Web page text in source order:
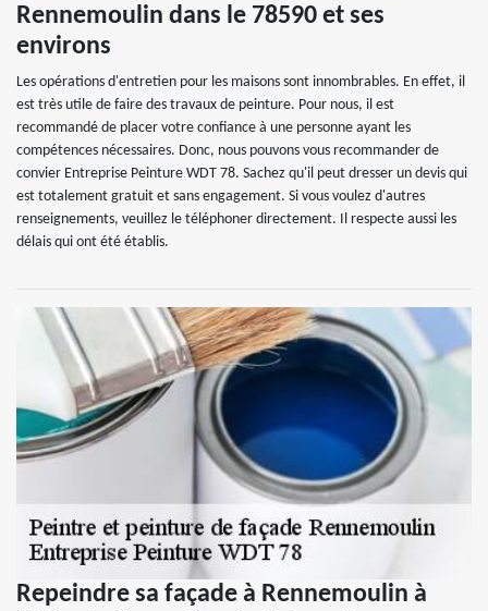
Rennemoulin dans le 78590 et ses
environs
Les opérations d'entretien pour les maisons sont innombrables. En effet, il
est très utile de faire des travaux de peinture. Pour nous, il est
recommandé de placer votre confiance à une personne ayant les
compétences nécessaires. Donc, nous pouvons vous recommander de
convier Entreprise Peinture WDT 78. Sachez qu'il peut dresser un devis qui
est totalement gratuit et sans engagement. Si vous voulez d'autres
renseignements, veuillez le téléphoner directement. Il respecte aussi les
délais qui ont été établis.
Repeindre sa façade à Rennemoulin à